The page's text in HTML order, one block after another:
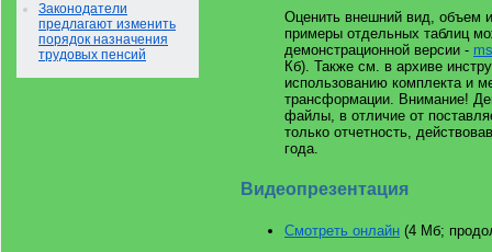
Законодатели
предлагают изменить
порядок назначения
трудовых пенсий
Оценить внешний вид, объем
примеры отдельных таблиц
демонстрационной версии -
Кб). Также см. в архиве
использованию комплекта и
трансформации. Внимание!
файлы, в отличие от
только отчетность,
года.
Видеопрезентация
Смотреть онлайн (4 Мб;